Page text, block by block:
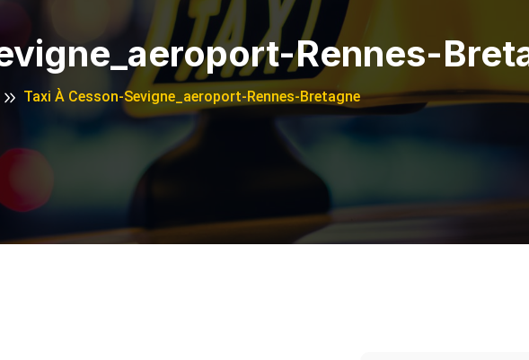
Rennes-
Taxi À Cesson-Sevigne_aeroport-Rennes-Bretagne